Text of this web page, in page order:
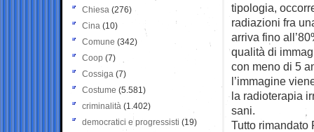
tipologia,
radiazioni fra
arriva fino
qualità di
con meno di 5
l’immagine
la radioterapia
sani.
Tutto rimandato
Chiesa (276)
Cina (10)
Comune (342)
Coop (7)
Cossiga (7)
Costume (5.581)
criminalità (1.402)
democratici e progressisti (19)